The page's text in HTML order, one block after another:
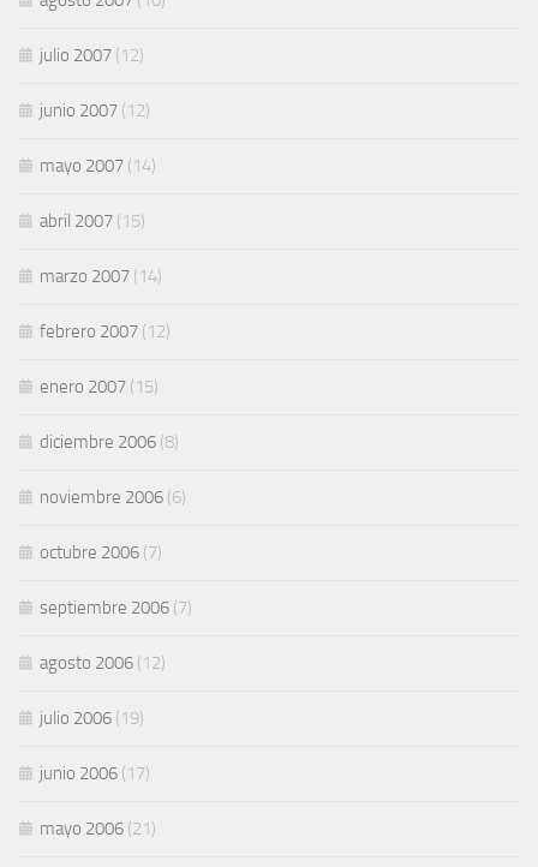
julio 2007 (12)
junio 2007 (12)
mayo 2007 (14)
abril 2007 (15)
marzo 2007 (14)
febrero 2007 (12)
enero 2007 (15)
diciembre 2006 (8)
noviembre 2006 (6)
octubre 2006 (7)
septiembre 2006 (7)
agosto 2006 (12)
julio 2006 (19)
junio 2006 (17)
mayo 2006 (21)